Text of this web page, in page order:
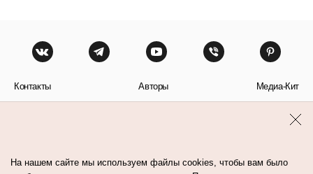
Контакты Авторы Медиа-Кит
На нашем сайте мы используем файлы cookies, чтобы вам было